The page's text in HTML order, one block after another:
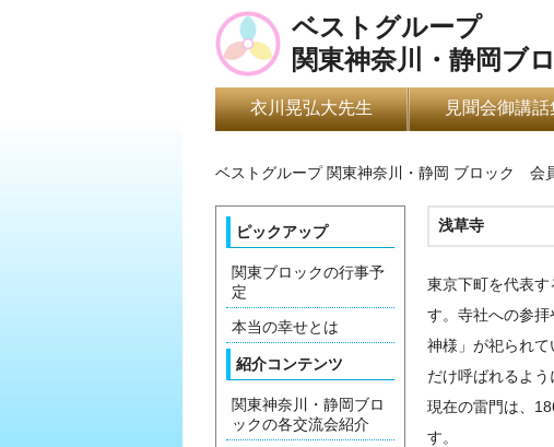
ベストグループ
関東神奈川・静岡ブ
衣川晃弘大先生 見聞会御講話
ベストグループ 関東神奈川・静岡 ブロック 会
ピックアップ
関東ブロックの行事予
定
本当の幸せとは
紹介コンテンツ
関東神奈川・静岡ブロ
ックの各交流会紹介
浅草寺
東京下町を代表
す。寺社への参
神様」が祀られ
だけ呼ばれるよ
現在の雷門は、
す。